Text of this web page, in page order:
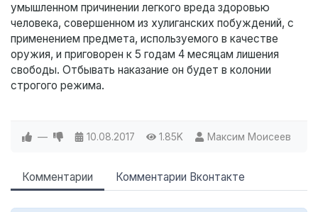
умышленном причинении легкого вреда здоровью
человека, совершенном из хулиганских побуждений, с
применением предмета, используемого в качестве
оружия, и приговорен к 5 годам 4 месяцам лишения
свободы. Отбывать наказание он будет в колонии
строгого режима.
— 10.08.2017 1.85K Максим Моисеев
Комментарии Комментарии Вконтакте